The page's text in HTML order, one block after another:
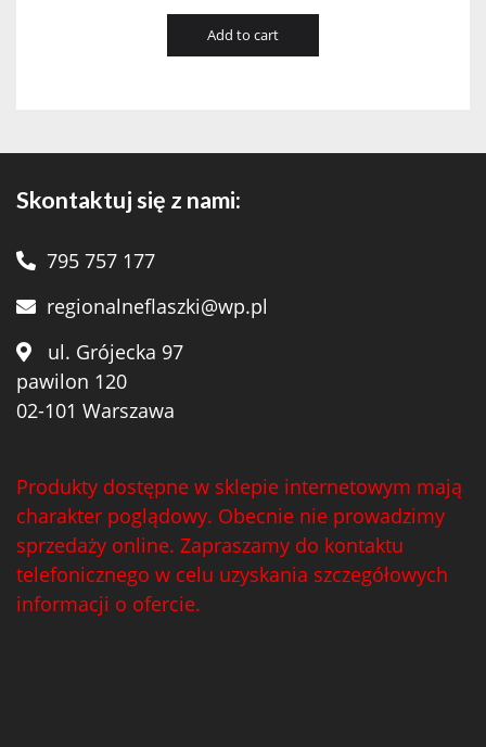
Add to cart
Skontaktuj się z nami:
795 757 177
regionalneflaszki@wp.pl
ul. Grójecka 97
pawilon 120
02-101 Warszawa
Produkty dostępne w sklepie internetowym mają
charakter poglądowy. Obecnie nie prowadzimy
sprzedaży online. Zapraszamy do kontaktu
telefonicznego w celu uzyskania szczegółowych
informacji o ofercie.